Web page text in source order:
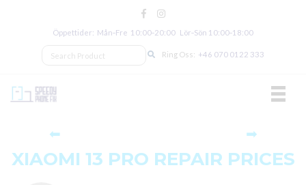
Öppettider: Mån‑Fre 10:00‑20:00 Lör‑Sön 10:00‑18:00
Ring Oss: +46 070 0122 333
⬅ ➡
XIAOMI 13 PRO REPAIR PRICES